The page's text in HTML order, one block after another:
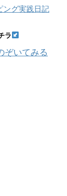
ング実践日記
ラ
ぞいてみる